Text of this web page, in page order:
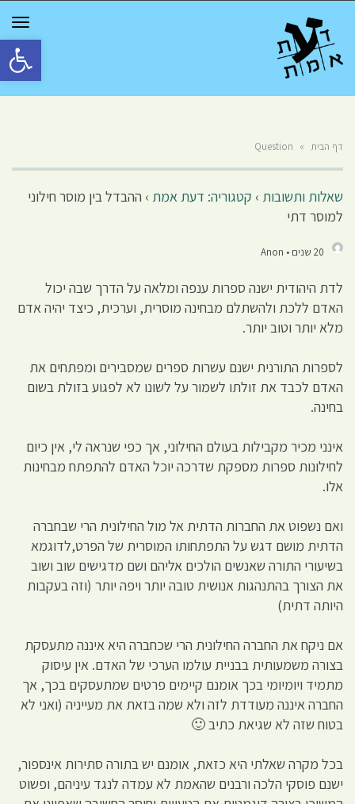
פתח
דף הבית »
Question
שאלות ותשובות › קטגוריה: דעת אמת › ההבדל בין מוסר חילוני
למוסר דתי
20 שנים • Anon
לדת היהודית ישנה ספרות ענפה ומלאה על הדרך שבה יכול
האדם ללכת ולהשתלם מבחינה מוסרית, וערכית, כיצד יהיה אדם
מלא יותר וטוב יותר.
לספרות התורנית ישנם עשרות ספרים שמסבירים ומפתחים את
האדם לכבד את זולתו לשמור על לשונו לא לפגוע בזולת בשום
בחינה.
אינני מכיר מקבילות בעולם החילוני, אך כפי שנראה לי, אין כיום
לחילונות ספרות מספקת שדרכה יוכל האדם להתפתח מבחינות
אלו.
ואם נשפוט את החברות הדתית אל מול החילונית הרי שבחברה
הדתית מושם דגש על התפתחותו המוסרית של הפרט,לדוגמא
בשיעורי התורה שאנשים הולכים אליהם ושם מדגישים שוב ושוב
את הצורך בהתנהגות אנושית טובה יותר ויפה יותר (וזה בעקבות
היותה דתית)
אם ניקח את החברה החילונית הרי שכחברה היא איננה מתעסקת
בצורה משמעותית בבניית עולמו הערכי של האדם. אין עיסוק
מתמיד ויומיומי בכך אומנם קיימים פרטים שמתעסקים בכך, אך
החברה איננה מעודדת לזה ולא שמה בזאת את מעייניה (ואני לא
בטוח שזה לא שגיאת כתיב 🙂
בכל מקרה שאלתי היא כזאת, אומנם יש בתורה סתירות אינספור,
ישנם פוסקי הלכה ורבנים שהאמת לא עמדה לנגד עיניהם, ופשוט